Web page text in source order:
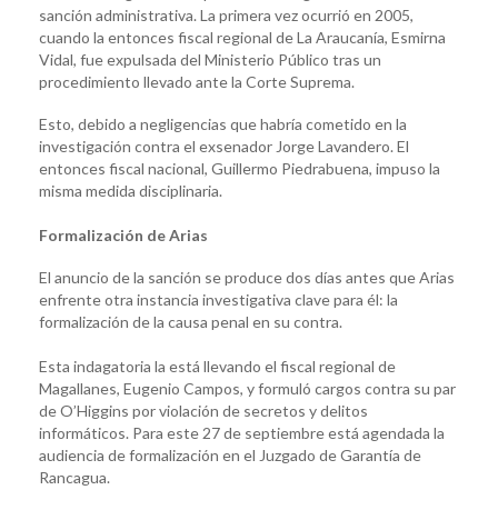
sanción administrativa. La primera vez ocurrió en 2005,
cuando la entonces fiscal regional de La Araucanía, Esmirna
Vidal, fue expulsada del Ministerio Público tras un
procedimiento llevado ante la Corte Suprema.
Esto, debido a negligencias que habría cometido en la
investigación contra el exsenador Jorge Lavandero. El
entonces fiscal nacional, Guillermo Piedrabuena, impuso la
misma medida disciplinaria.
Formalización de Arias
El anuncio de la sanción se produce dos días antes que Arias
enfrente otra instancia investigativa clave para él: la
formalización de la causa penal en su contra.
Esta indagatoria la está llevando el fiscal regional de
Magallanes, Eugenio Campos, y formuló cargos contra su par
de O’Higgins por violación de secretos y delitos
informáticos. Para este 27 de septiembre está agendada la
audiencia de formalización en el Juzgado de Garantía de
Rancagua.